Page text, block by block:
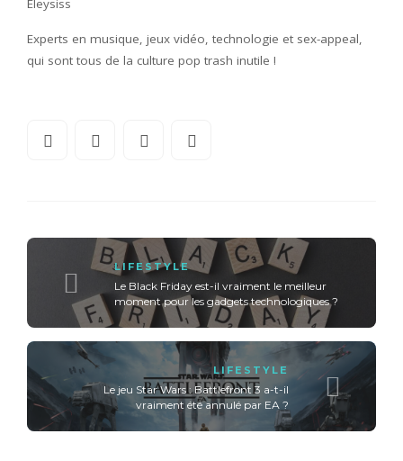
Eleysiss
Experts en musique, jeux vidéo, technologie et sex-appeal,
qui sont tous de la culture pop trash inutile !
LIFESTYLE
Le Black Friday est-il vraiment le meilleur
moment pour les gadgets technologiques ?
LIFESTYLE
Le jeu Star Wars : Battlefront 3 a-t-il
vraiment été annulé par EA ?